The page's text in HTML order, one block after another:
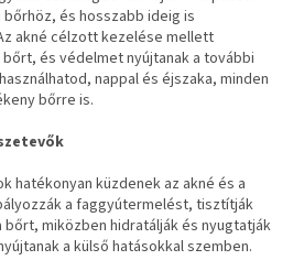
és hosszabb ideig is
akné célzott kezelése mellett
és védelmet nyújtanak a további
nappal és éjszaka, minden
bőrre is.
hatékonyan küzdenek az akné és a
a faggyútermelést, tisztítják
bőrt, miközben hidratálják és nyugtatják
a külső hatásokkal szemben.